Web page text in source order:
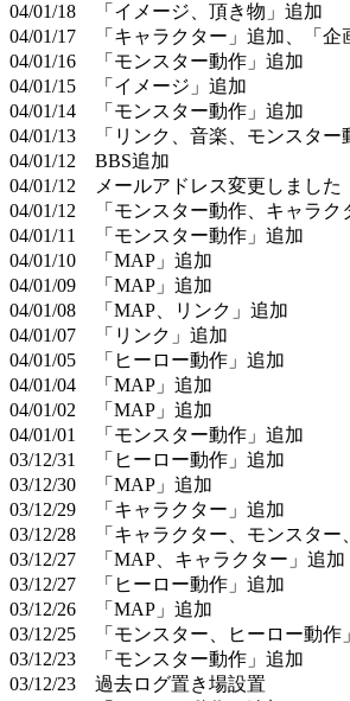
04/01/18 「イメージ、頂き物」追加
04/01/17 「キャラクター」追加、「企
04/01/16 「モンスター動作」追加
04/01/15 「イメージ」追加
04/01/14 「モンスター動作」追加
04/01/13 「リンク、音楽、モンスター
04/01/12 BBS追加
04/01/12 メールアドレス変更しました
04/01/12 「モンスター動作、キャラク
04/01/11 「モンスター動作」追加
04/01/10 「MAP」追加
04/01/09 「MAP」追加
04/01/08 「MAP、リンク」追加
04/01/07 「リンク」追加
04/01/05 「ヒーロー動作」追加
04/01/04 「MAP」追加
04/01/02 「MAP」追加
04/01/01 「モンスター動作」追加
03/12/31 「ヒーロー動作」追加
03/12/30 「MAP」追加
03/12/29 「キャラクター」追加
03/12/28 「キャラクター、モンスター
03/12/27 「MAP、キャラクター」追加
03/12/27 「ヒーロー動作」追加
03/12/26 「MAP」追加
03/12/25 「モンスター、ヒーロー動作
03/12/23 「モンスター動作」追加
03/12/23 過去ログ置き場設置